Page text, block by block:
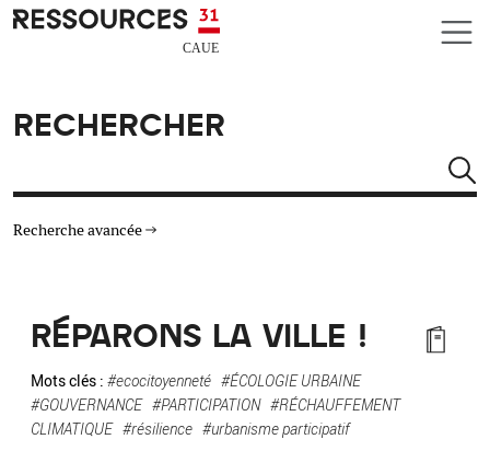
Aller au contenu principal
CAUE RESSOURCES 31
RECHERCHER
Recherche avancée
TYPE DE RESSOURCES
MATÉRIAUX
RÉPARONS LA VILLE !
Mots clés : #ecocitoyenneté #ÉCOLOGIE URBAINE
#GOUVERNANCE #PARTICIPATION #RÉCHAUFFEMENT
CLIMATIQUE #résilience #urbanisme participatif